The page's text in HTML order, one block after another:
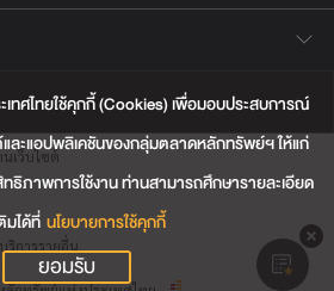
ทศไทยใช้คุกกี้ (Cookies) เพื่อมอบประสบการณ์
ละแอปพลิเคชันของกลุ่มตลาดหลักทรัพย์ฯ ให้แก่
ธิภาพการใช้งาน ท่านสามารถศึกษารายละเอียด
มได้ที่ นโยบายการใช้คุกกี้
ยอมรับ
เว็บไซต์
ริการรายอื่น